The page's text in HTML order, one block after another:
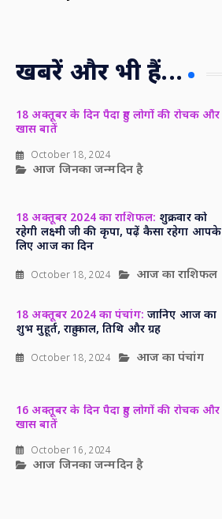
खबरें और भी हैं...
18 अक्तूबर के दिन पैदा हुए लोगों की रोचक और
खास बातें
October 18, 2024
आज जिनका जन्मदिन है
18 अक्तूबर 2024 का राशिफल: शुक्रवार को
रहेगी लक्ष्मी जी की कृपा, पढ़ें कैसा रहेगा आपके
लिए आज का दिन
October 18, 2024 आज का राशिफल
18 अक्तूबर 2024 का पंचांग: जानिए आज का
शुभ मुहूर्त, राहु काल, तिथि और ग्रह
October 18, 2024 आज का पंचांग
16 अक्तूबर के दिन पैदा हुए लोगों की रोचक और
खास बातें
October 16, 2024
आज जिनका जन्मदिन है